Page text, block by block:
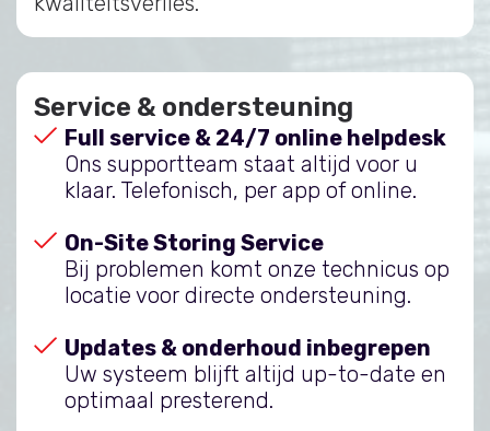
Service & ondersteuning
Full service & 24/7 online helpdesk
Ons supportteam staat altijd voor u
klaar. Telefonisch, per app of online.
On-Site Storing Service
Bij problemen komt onze technicus op
locatie voor directe ondersteuning.
Updates & onderhoud inbegrepen
Uw systeem blijft altijd up-to-date en
optimaal presterend.